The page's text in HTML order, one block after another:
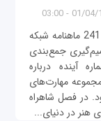
01/04/
در سرمقاله شماره 241 ماهنامه شبکه
جمع‌بندی
آینده درباره
مهارت‌های
در فصل شاهراه
هنر در دنیای...